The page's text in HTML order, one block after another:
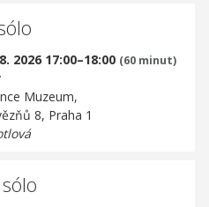
2026 17:00–18:00 (60 minut)
Muzeum,
8, Praha 1